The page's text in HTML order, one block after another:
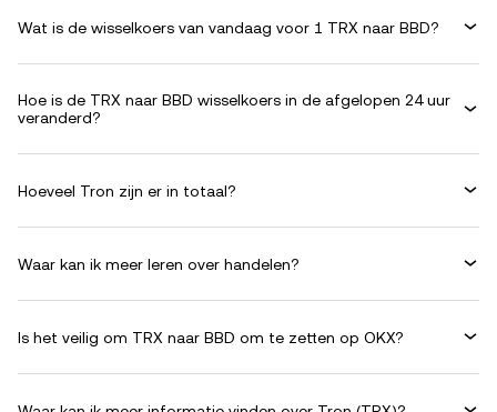
Wat is de wisselkoers van vandaag voor 1 TRX naar BBD?
Hoe is de TRX naar BBD wisselkoers in de afgelopen 24 uur
veranderd?
Hoeveel Tron zijn er in totaal?
Waar kan ik meer leren over handelen?
Is het veilig om TRX naar BBD om te zetten op OKX?